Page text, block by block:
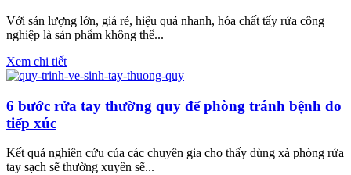
Với sản lượng lớn, giá rẻ, hiệu quả nhanh, hóa chất tẩy rửa công
nghiệp là sản phẩm không thể...
Xem chi tiết
6 bước rửa tay thường quy để phòng tránh bệnh do
tiếp xúc
Kết quả nghiên cứu của các chuyên gia cho thấy dùng xà phòng rửa
tay sạch sẽ thường xuyên sẽ...